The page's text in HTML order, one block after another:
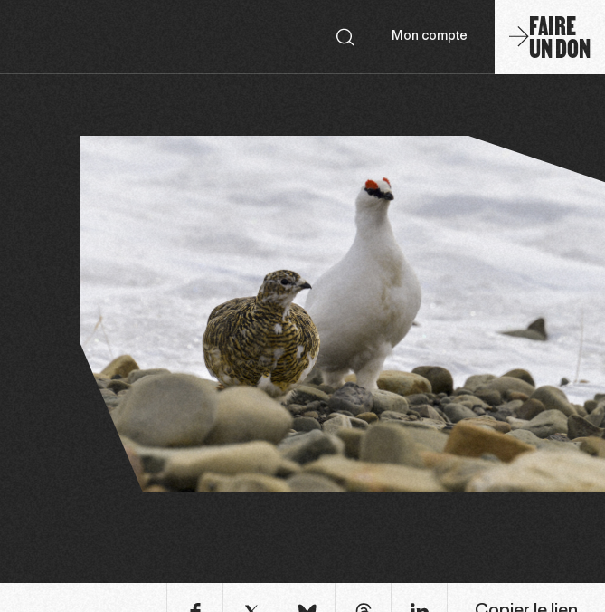
Mon compte FAIRE
UN DON